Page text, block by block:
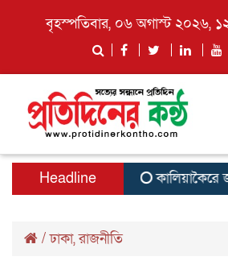
বৃহস্পতিবার, ০৬ অগাস্ট ২০২৬,
Headline কালিয়াকৈরে
/ঢাকা,রাজনীতি